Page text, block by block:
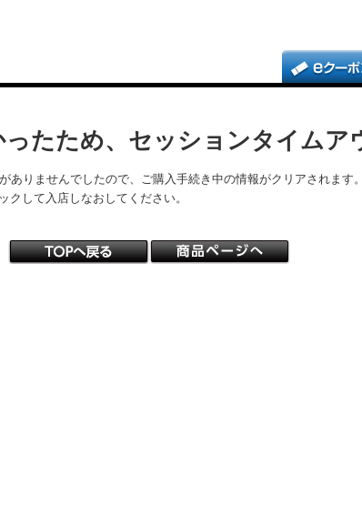
たため、セッションタイムア
ありませんでしたので、ご購入手続き中の情報がクリアされます。
クして入店しなおしてください。